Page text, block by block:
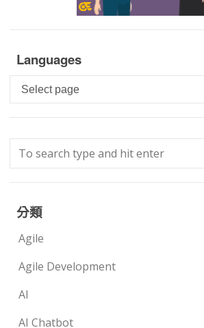
Languages
Languages
分類
Agile
Agile Development
AI
AI Chatbot